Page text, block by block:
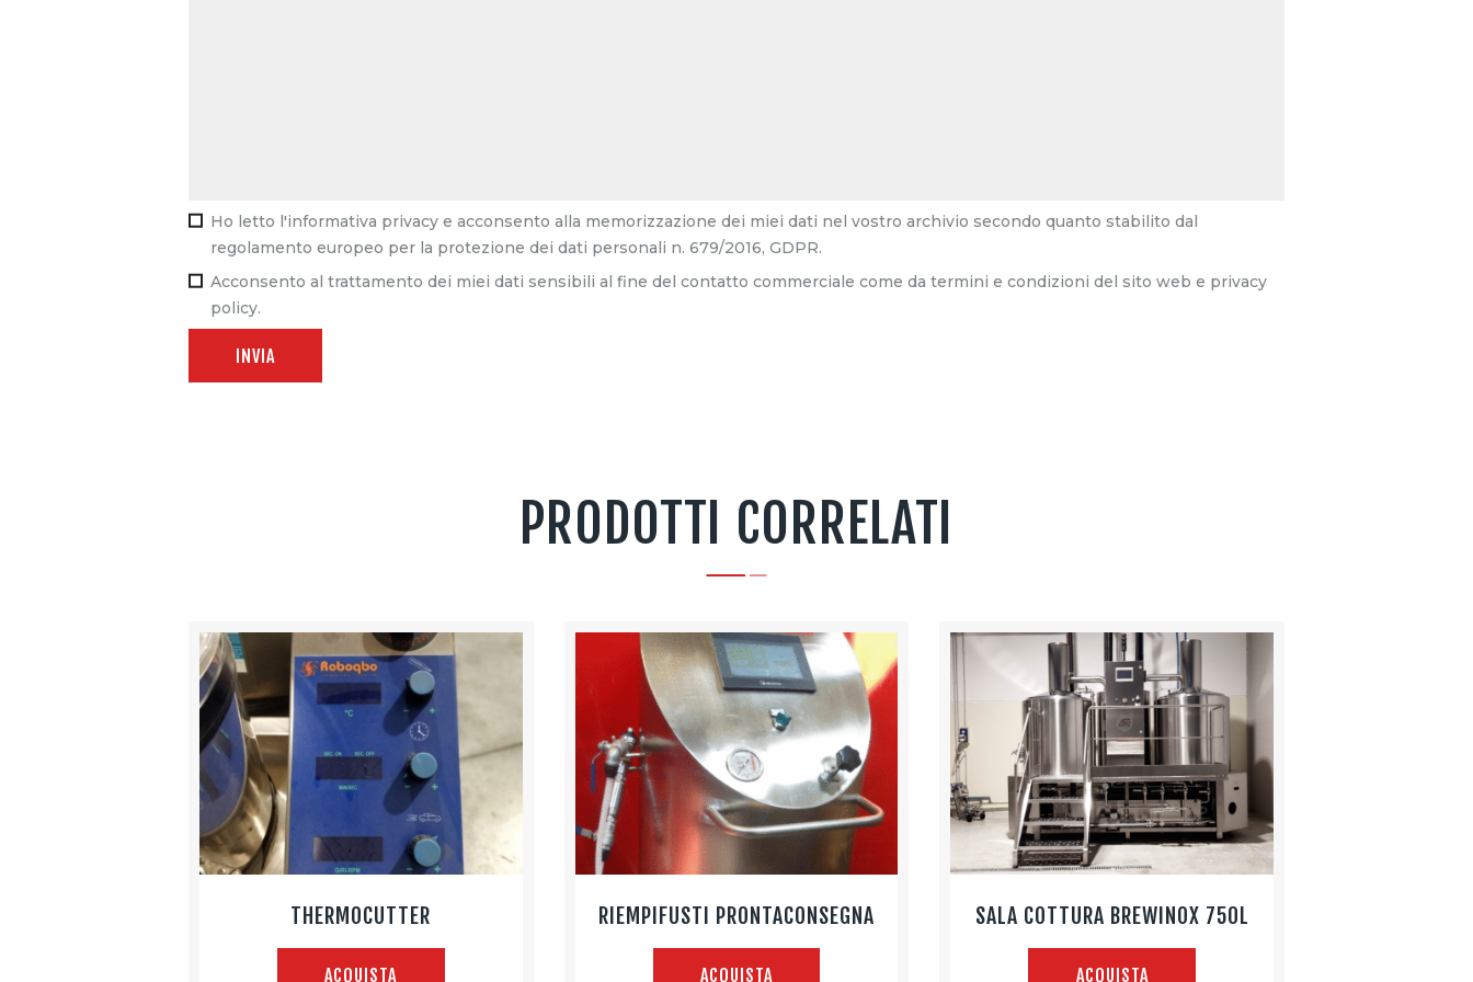
Ho letto l'informativa privacy e acconsento alla memorizzazione dei miei dati nel vostro archivio secondo quanto stabilito dal
regolamento europeo per la protezione dei dati personali n. 679/2016, GDPR.
Acconsento al trattamento dei miei dati sensibili al fine del contatto commerciale come da termini e condizioni del sito web e privacy
policy.
PRODOTTI CORRELATI
THERMOCUTTER
ACQUISTA
RIEMPIFUSTI PRONTACONSEGNA
ACQUISTA
SALA COTTURA BREWINOX 750L
ACQUISTA